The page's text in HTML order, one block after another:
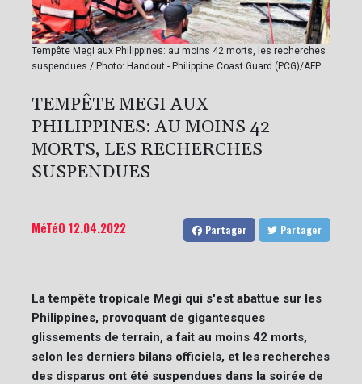
Tempête Megi aux Philippines: au moins 42 morts, les recherches
suspendues / Photo: Handout - Philippine Coast Guard (PCG)/AFP
TEMPÊTE MEGI AUX
PHILIPPINES: AU MOINS 42
MORTS, LES RECHERCHES
SUSPENDUES
MéTéO 12.04.2022 Partager Partager
La tempête tropicale Megi qui s'est abattue sur les
Philippines, provoquant de gigantesques
glissements de terrain, a fait au moins 42 morts,
selon les derniers bilans officiels, et les recherches
des disparus ont été suspendues dans la soirée de